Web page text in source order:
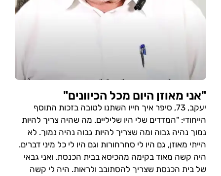
"אני מאוזן היום מכל הכיוונים"
יעקב, 73, סיפר איך חייו השתנו לטובה בזכות התוסף
הייחודי: "המדדים שלי היו שליליים. מה שהיה צריך להיות
נמוך נהיה גבוה ומה שצריך להיות גבוה נהיה נמוך. לא
הייתי מאוזן, גם היו לי סחרחורות וגם היו לי כל מיני דברים.
היה קשה מאוד בקימה מהכיסא בבית הכנסת. ואני גבאי
של בית הכנסת שצריך להסתובב ולראות. היה לי קשה